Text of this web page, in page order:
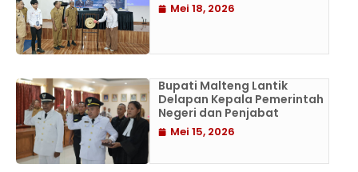
Mei 18, 2026
Bupati Malteng Lantik
Delapan Kepala Pemerintah
Negeri dan Penjabat
Mei 15, 2026